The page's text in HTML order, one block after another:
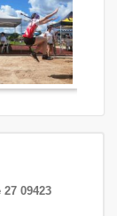
27 09423